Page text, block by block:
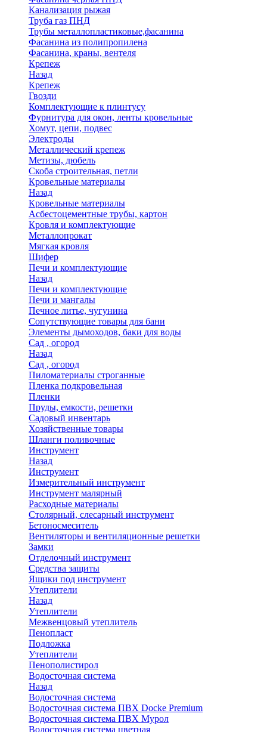
Канализация рыжая
Труба газ ПНД
Трубы металлопластиковые,фасанина
Фасанина из полипропилена
Фасанина, краны, вентеля
Крепеж
Назад
Крепеж
Гвозди
Комплектующие к плинтусу
Фурнитура для окон, ленты кровельные
Хомут, цепи, подвес
Электроды
Металлический крепеж
Метизы, дюбель
Скоба строительная, петли
Кровельные материалы
Назад
Кровельные материалы
Асбестоцементные трубы, картон
Кровля и комплектующие
Металлопрокат
Мягкая кровля
Шифер
Печи и комплектующие
Назад
Печи и комплектующие
Печи и мангалы
Печное литье, чугунина
Сопутствующие товары для бани
Элементы дымоходов, баки для воды
Сад , огород
Назад
Сад , огород
Пиломатериалы строганные
Пленка подкровельная
Пленки
Пруды, емкости, решетки
Садовый инвентарь
Хозяйственные товары
Шланги поливочные
Инструмент
Назад
Инструмент
Измерительный инструмент
Инструмент малярный
Расходные материалы
Столярный, слесарный инструмент
Бетоносмеситель
Вентиляторы и вентиляционные решетки
Замки
Отделочный инструмент
Средства защиты
Ящики под инструмент
Утеплители
Назад
Утеплители
Межвенцовый утеплитель
Пенопласт
Подложка
Утеплители
Пенополистирол
Водосточная система
Назад
Водосточная система
Водосточная система ПВХ Docke Premium
Водосточная система ПВХ Мурол
Водосточная система цветная